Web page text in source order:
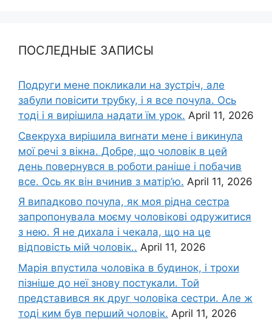
ПОСЛЕДНЫЕ ЗАПИСЫ
Подруги мене покликали на зустріч, але
забули повісити трубку, і я все почула. Ось
тоді і я вирішила надати їм урок. April 11, 2026
Свекруха вирішила виrнати мене і викинула
мої речі з вікна. Добре, що чоловік в цей
день повернувся в роботи раніше і побачив
все. Ось як він вчинив з матір’ю. April 11, 2026
Я випадково почула, як моя рідна сестра
запропонувала моєму чоловікові одружитися
з нею. Я не дихала і чекала, що на це
відповість мій чоловік.. April 11, 2026
Марія впустила чоловіка в будинок, і трохи
пізніше до неї знову постукали. Той
представився як друг чоловіка сестри. Але ж
тоді ким був перший чоловік. April 11, 2026